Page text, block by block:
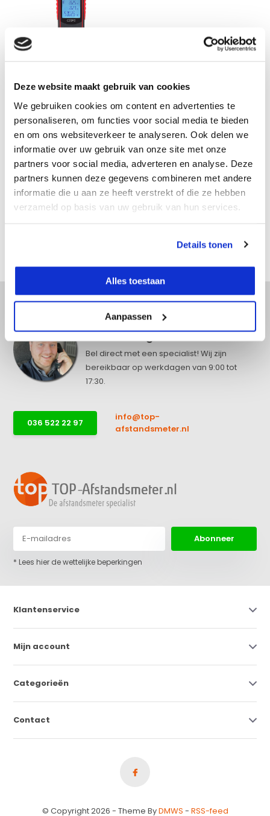
Deze website maakt gebruik van cookies
We gebruiken cookies om content en advertenties te
personaliseren, om functies voor social media te bieden
en om ons websiteverkeer te analyseren. Ook delen we
informatie over uw gebruik van onze site met onze
partners voor social media, adverteren en analyse. Deze
partners kunnen deze gegevens combineren met andere
informatie die u aan ze heeft verstrekt of die ze hebben
verzameld op basis van uw gebruik van hun services.
Details tonen
Alles toestaan
Aanpassen
Afstandsmeter
die met gemak afstan...
Op voorraad
Adviesprijs: € 99,-
€ 65,- Excl. btw
€ 78,65Incl. btw
Bekijken
Bel direct met een specialist! Wij zijn
bereikbaar op werkdagen van 9:00 tot
17:30.
036 522 22 97
info@top-
afstandsmeter.nl
Abonneer
* Lees hier de wettelijke beperkingen
Klantenservice
Mijn account
Categorieën
Contact
© Copyright 2026 - Theme ByDMWS - RSS-feed